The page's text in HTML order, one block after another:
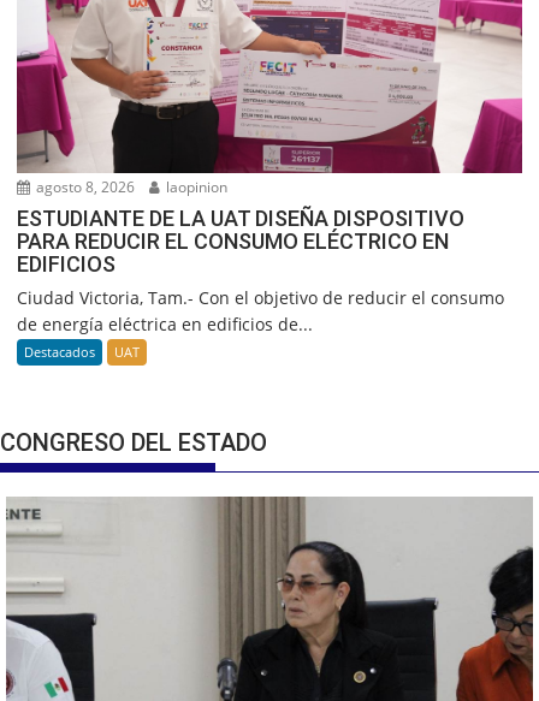
agosto 8, 2026 laopinion
ESTUDIANTE DE LA UAT DISEÑA DISPOSITIVO
PARA REDUCIR EL CONSUMO ELÉCTRICO EN
EDIFICIOS
Ciudad Victoria, Tam.- Con el objetivo de reducir el consumo
de energía eléctrica en edificios de...
Destacados UAT
CONGRESO DEL ESTADO